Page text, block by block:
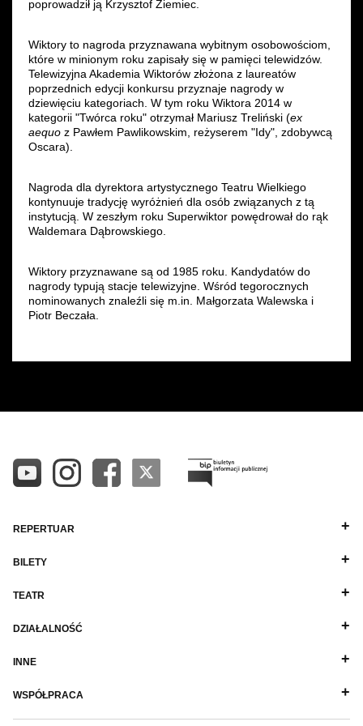
Wynajem rekwizytów
Fundusze unijne
Dotacje celowe
poprowadził ją Krzysztof Ziemiec.
Wiktory to nagroda przyznawana wybitnym osobowościom,
które w minionym roku zapisały się w pamięci telewidzów.
Telewizyjna Akademia Wiktorów złożona z laureatów
poprzednich edycji konkursu przyznaje nagrody w
dziewięciu kategoriach. W tym roku Wiktora 2014 w
kategorii "Twórca roku" otrzymał Mariusz Treliński (ex
aequo z Pawłem Pawlikowskim, reżyserem "Idy", zdobywcą
Oscara).
Nagroda dla dyrektora artystycznego Teatru Wielkiego
kontynuuje tradycję wyróżnień dla osób związanych z tą
instytucją. W zeszłym roku Superwiktor powędrował do rąk
Waldemara Dąbrowskiego.
Wiktory przyznawane są od 1985 roku. Kandydatów do
nagrody typują stacje telewizyjne. Wśród tegorocznych
nominowanych znaleźli się m.in. Małgorzata Walewska i
Piotr Beczała.
REPERTUAR
BILETY
TEATR
DZIAŁALNOŚĆ
INNE
WSPÓŁPRACA